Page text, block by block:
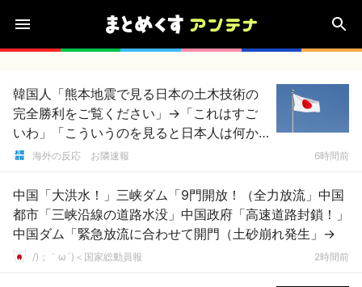
韓国人「熊本地震で見る日本の土木技術の
完全勝利をご覧ください」→「これはすご
いわ」「こういうのを見ると日本人は何か
適当に作る感じがしない・・・」「あれが
海外の反応 お隣速報 6時間前
中国「大洪水！」三峡ダム「9門開放！（全力放流」中国
都市「三峡沿線の道路水没」中国政府「高速道路封鎖！」
中国ダム「緊急放流に合わせて開門（土砂崩れ発生」→
/)；｀ω´)＜国家総動員報 2時間前